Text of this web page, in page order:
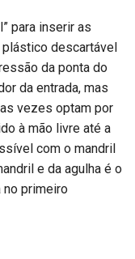
para inserir as
plástico descartável
da ponta do
da entrada, mas
vezes optam por
à mão livre até a
com o mandril
e da agulha é o
no primeiro